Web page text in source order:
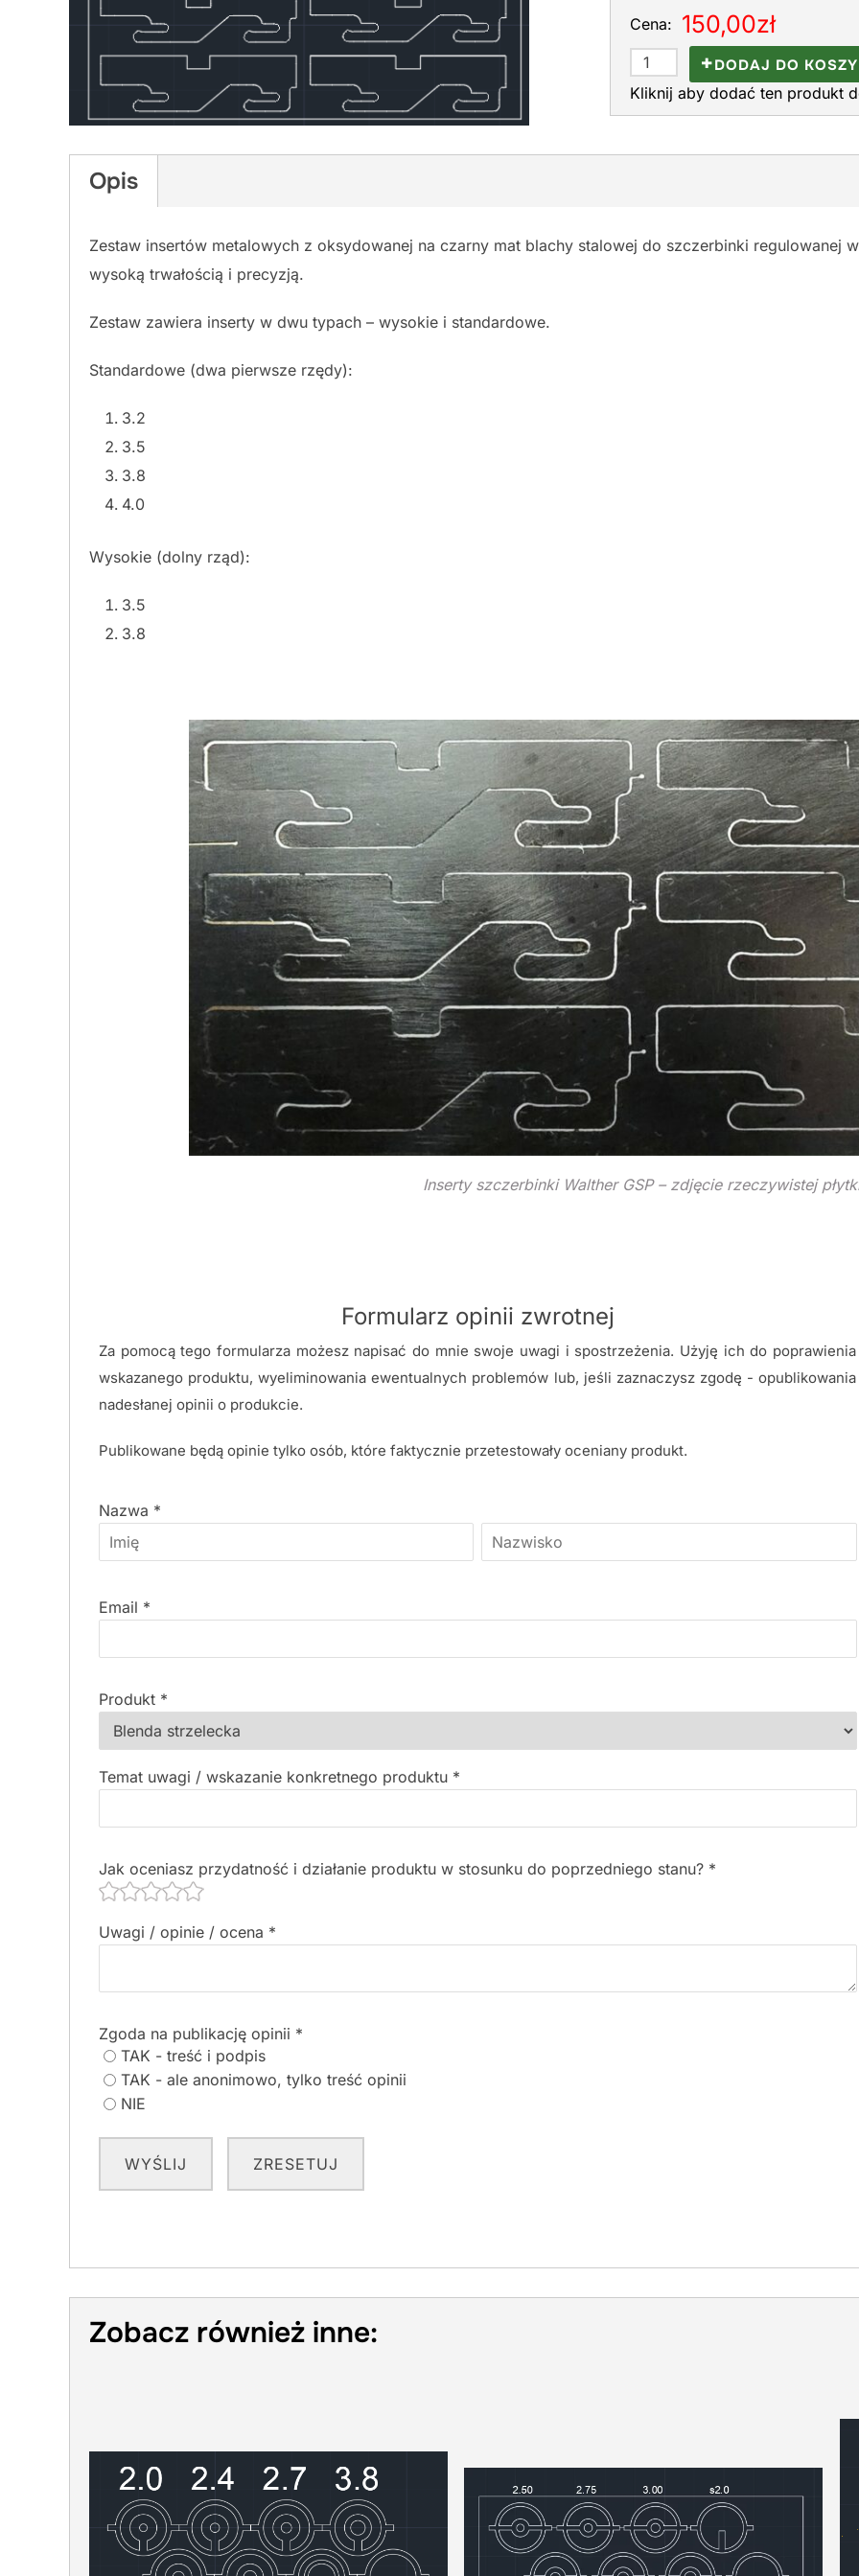
Cena: 150,00zł
DODAJ DO
Kliknij aby dodać ten produkt
Opis
Zestaw insertów metalowych z oksydowanej na czarny mat blachy stalowej do szczerbinki regulowanej
wysoką trwałością i precyzją.
Zestaw zawiera inserty w dwu typach – wysokie i standardowe.
Standardowe (dwa pierwsze rzędy):
3.2
3.5
3.8
4.0
Wysokie (dolny rząd):
3.5
3.8
Inserty szczerbinki Walther GSP – zdjęcie rzeczywistej
Formularz opinii zwrotnej
Za pomocą tego formularza możesz napisać do mnie swoje uwagi i spostrzeżenia. Użyję ich do poprawienia
wskazanego produktu, wyeliminowania ewentualnych problemów lub, jeśli zaznaczysz zgodę - opublikowania
nadesłanej opinii o produkcie.
Publikowane będą opinie tylko osób, które faktycznie przetestowały oceniany produkt.
Nazwa *
Email *
Produkt *
Temat uwagi / wskazanie konkretnego produktu *
Jak oceniasz przydatność i działanie produktu w stosunku do poprzedniego stanu? *
Uwagi / opinie / ocena *
Zgoda na publikację opinii *
TAK - treść i podpis
TAK - ale anonimowo, tylko treść opinii
NIE
WYŚLIJ ZRESETUJ
Zobacz również inne: